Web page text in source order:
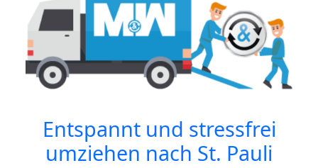
Entspannt und stressfrei
umziehen nach St. Pauli